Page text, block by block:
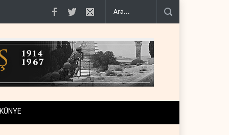
a.. Uluslararası rapor: İsrail'in Lübnanlı gazeteciyi öldü..
KÜNYE